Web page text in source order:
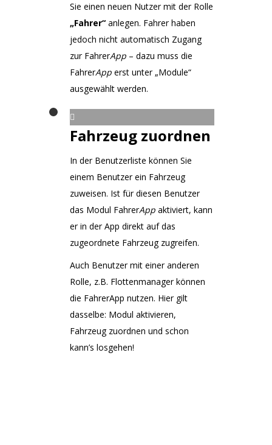
Sie einen neuen Nutzer mit der Rolle
„Fahrer“ anlegen. Fahrer haben
jedoch nicht automatisch Zugang
zur FahrerApp – dazu muss die
FahrerApp erst unter „Module“
ausgewählt werden.
Fahrzeug zuordnen
In der Benutzerliste können Sie
einem Benutzer ein Fahrzeug
zuweisen. Ist für diesen Benutzer
das Modul FahrerApp aktiviert, kann
er in der App direkt auf das
zugeordnete Fahrzeug zugreifen.
Auch Benutzer mit einer anderen
Rolle, z.B. Flottenmanager können
die FahrerApp nutzen. Hier gilt
dasselbe: Modul aktivieren,
Fahrzeug zuordnen und schon
kann’s losgehen!